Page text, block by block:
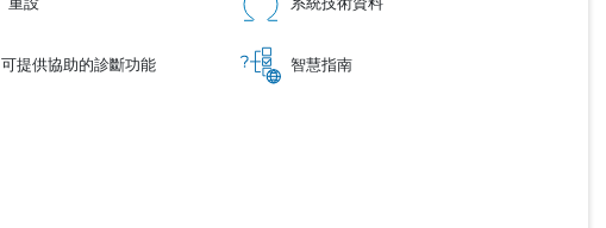
可提供協助的診斷功能 智慧指南